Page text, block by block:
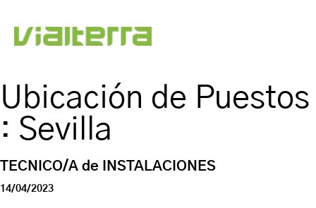
Ubicación de Puestos
: Sevilla
TECNICO/A de INSTALACIONES
14/04/2023